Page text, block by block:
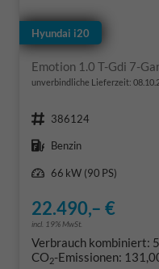
Hyundai i20
Emotion 1.0 T-Gdi 7-
unverbindliche Lieferzeit:
Fahrzeugnr. 386124
Kraftstoff Benzin
Leistung
66 kW (90 PS)
22.490,– €
incl. 19% MwSt.
Verbrauch kombiniert:
CO2-Emissionen: